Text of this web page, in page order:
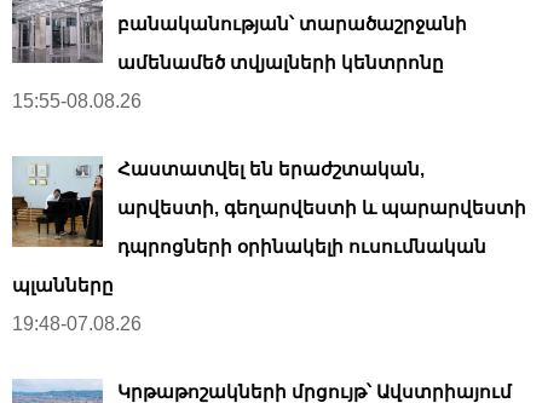
բանականության՝ տարածաշրջանի
ամենամեծ տվյալների կենտրոնը
15:55-08.08.26
Հաստատվել են երաժշտական,
արվեստի, գեղարվեստի և պարարվեստի
դպրոցների օրինակելի ուսումնական
պլանները
19:48-07.08.26
Կրթաթոշակների մրցույթ՝ Ավստրիայում